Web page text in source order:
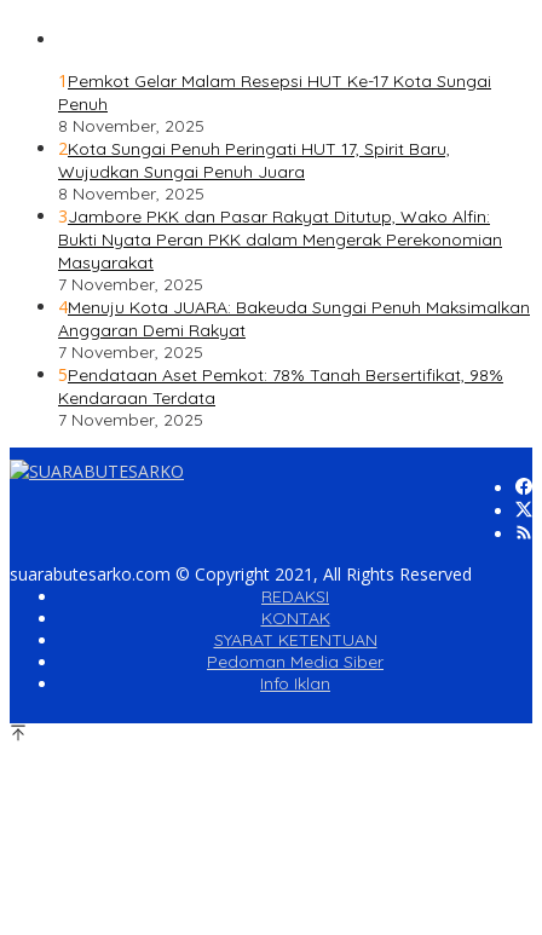
1 Pemkot Gelar Malam Resepsi HUT Ke-17 Kota Sungai
Penuh
8 November, 2025
2Kota Sungai Penuh Peringati HUT 17, Spirit Baru,
Wujudkan Sungai Penuh Juara
8 November, 2025
3Jambore PKK dan Pasar Rakyat Ditutup, Wako Alfin:
Bukti Nyata Peran PKK dalam Mengerak Perekonomian
Masyarakat
7 November, 2025
4Menuju Kota JUARA: Bakeuda Sungai Penuh Maksimalkan
Anggaran Demi Rakyat
7 November, 2025
5Pendataan Aset Pemkot: 78% Tanah Bersertifikat, 98%
Kendaraan Terdata
7 November, 2025
suarabutesarko.com © Copyright 2021, All Rights Reserved
REDAKSI
KONTAK
SYARAT KETENTUAN
Pedoman Media Siber
Info Iklan